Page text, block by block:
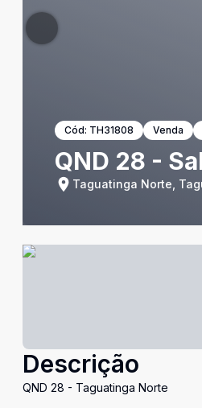
Cód: TH31808 Venda
QND 28 -
Taguatinga Norte,
Descrição
QND 28 - Taguatinga Norte